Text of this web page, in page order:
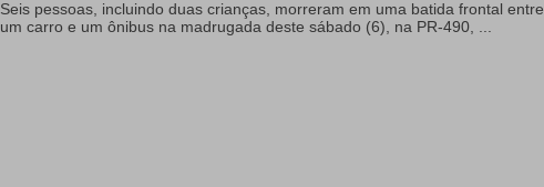
Seis pessoas, incluindo duas crianças, morreram em uma batida frontal entre
um carro e um ônibus na madrugada deste sábado (6), na PR-490, ...